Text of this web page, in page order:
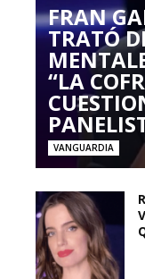
FRAN
TRATÓ
“LA
VANGUARDIA